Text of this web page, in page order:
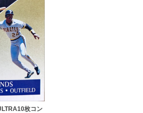
枚コン